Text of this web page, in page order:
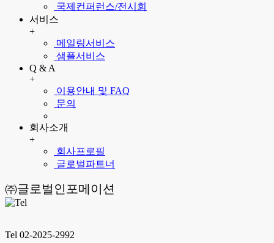
국제컨퍼런스/전시회
서비스
+
메일링서비스
샘플서비스
Q & A
+
이용안내 및 FAQ
문의
회사소개
+
회사프로필
글로벌파트너
㈜글로벌인포메이션
Tel 02-2025-2992